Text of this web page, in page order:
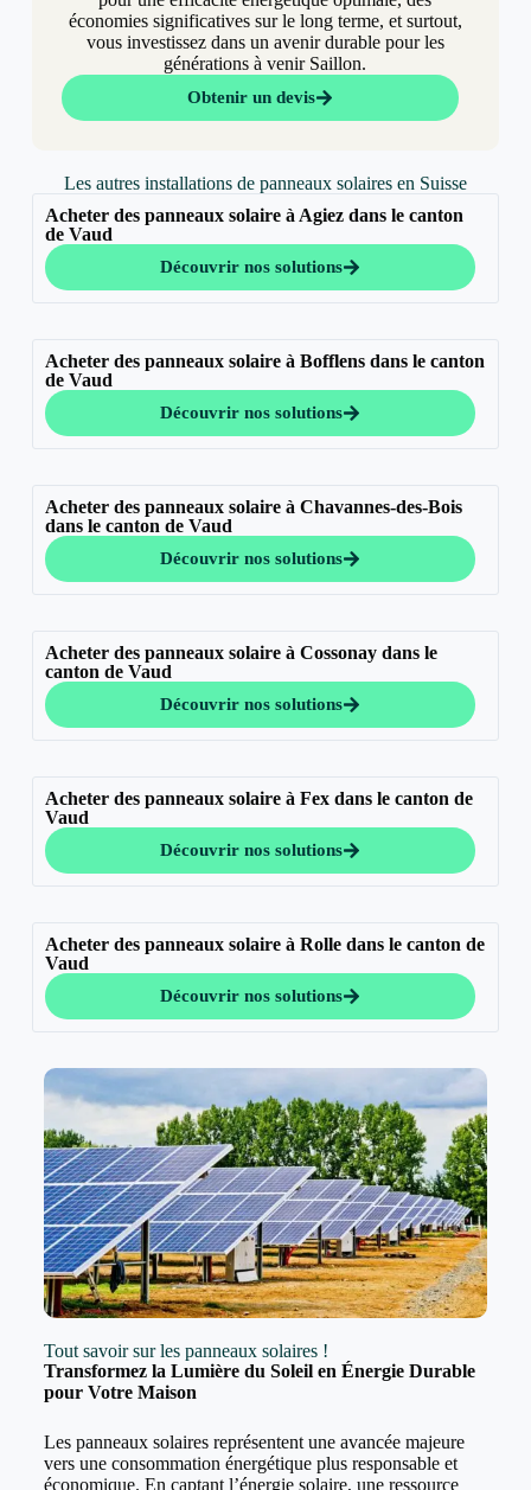
économies significatives sur le long terme, et surtout,
vous investissez dans un avenir durable pour les
générations à venir Saillon.
Obtenir un devis
Les autres installations de panneaux solaires en Suisse
Acheter des panneaux solaire à Agiez dans le canton
de Vaud
Découvrir nos solutions
Acheter des panneaux solaire à Bofflens dans le canton
de Vaud
Découvrir nos solutions
Acheter des panneaux solaire à Chavannes-des-Bois
dans le canton de Vaud
Découvrir nos solutions
Acheter des panneaux solaire à Cossonay dans le
canton de Vaud
Découvrir nos solutions
Acheter des panneaux solaire à Fex dans le canton de
Vaud
Découvrir nos solutions
Acheter des panneaux solaire à Rolle dans le canton de
Vaud
Découvrir nos solutions
Tout savoir sur les panneaux solaires !
Transformez la Lumière du Soleil en Énergie Durable
pour Votre Maison
Les panneaux solaires représentent une avancée majeure
vers une consommation énergétique plus responsable et
économique. En captant l’énergie solaire, une ressource